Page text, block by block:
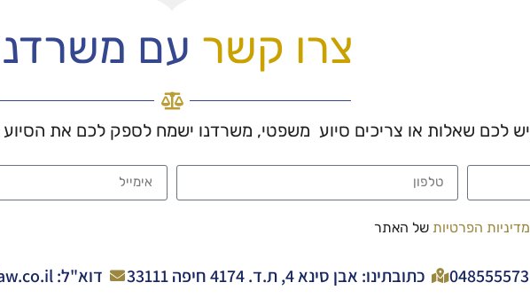
צרו קשר עם
לכם שאלות או צריכים סיוע משפטי, משרדנו ישמח לספק לכם את
מדיניות הפרטיות של האתר
כתובתינו: אבן סינא 4, ת.ד. 4174 חיפה 33111 דוא"ל: office@pd-law.co.il